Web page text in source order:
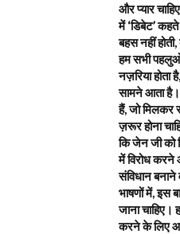
और प्यार
में ‘डिबेट’
बहस नहीं होती,
हम सभी
नज़रिया होता
सामने आता है।
हैं, जो मिलकर
ज़रूर होना
कि जेन जी को
में विरोध
संविधान
भाषणों में, इस
जाना चाहिए।
करने के लिए